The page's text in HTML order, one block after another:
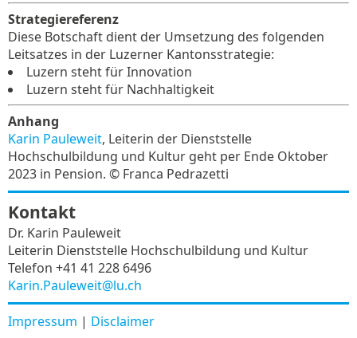
Strategiereferenz
Diese Botschaft dient der Umsetzung des folgenden
Leitsatzes in der Luzerner Kantonsstrategie:
Luzern steht für Innovation
Luzern steht für Nachhaltigkeit
Anhang
Karin Pauleweit, Leiterin der Dienststelle
Hochschulbildung und Kultur geht per Ende Oktober
2023 in Pension. © Franca Pedrazetti
Kontakt
Dr. Karin Pauleweit
Leiterin Dienststelle Hochschulbildung und Kultur
Telefon +41 41 228 6496
Karin.Pauleweit@lu.ch
Impressum | Disclaimer